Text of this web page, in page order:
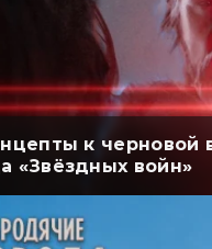
к черновой
«Звёздных войн»